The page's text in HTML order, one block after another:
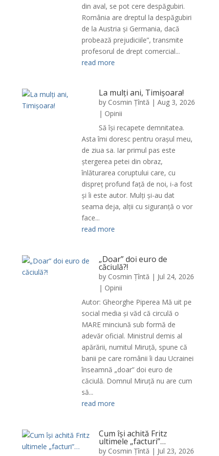
din aval, se pot cere despăgubiri.
România are dreptul la despăgubiri
de la Austria și Germania, dacă
probează prejudiciile”, transmite
profesorul de drept comercial...
read more
La mulți ani, Timișoara!
by Cosmin Țîntă |Aug 3, 2026
| Opinii
Să își recapete demnitatea.
Asta îmi doresc pentru orașul meu,
de ziua sa. Iar primul pas este
ștergerea petei din obraz,
înlăturarea coruptului care, cu
dispreț profund față de noi, i-a fost
și îi este autor. Mulți și-au dat
seama deja, alții cu siguranță o vor
face...
read more
„Doar” doi euro de
căciulă?!
by Cosmin Țîntă | Jul 24, 2026
| Opinii
Autor: Gheorghe Piperea Mă uit pe
social media și văd că circulă o
MARE minciună sub formă de
adevăr oficial. Ministrul demis al
apărării, numitul Miruță, spune că
banii pe care românii îi dau Ucrainei
înseamnă „doar” doi euro de
căciulă. Domnul Miruță nu are cum
să...
read more
Cum își achită Fritz
ultimele „facturi”…
by Cosmin Țîntă | Jul 23, 2026